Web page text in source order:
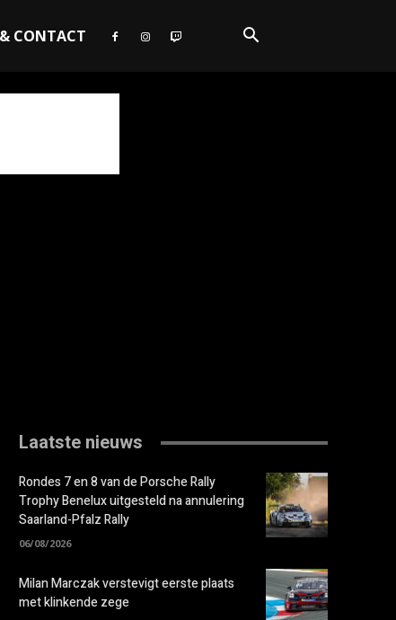
CONTACT
Laatste nieuws
Rondes 7 en 8 van de Porsche Rally
Trophy Benelux uitgesteld na annulering
Saarland-Pfalz Rally
06/08/2026
Milan Marczak verstevigt eerste plaats
met klinkende zege